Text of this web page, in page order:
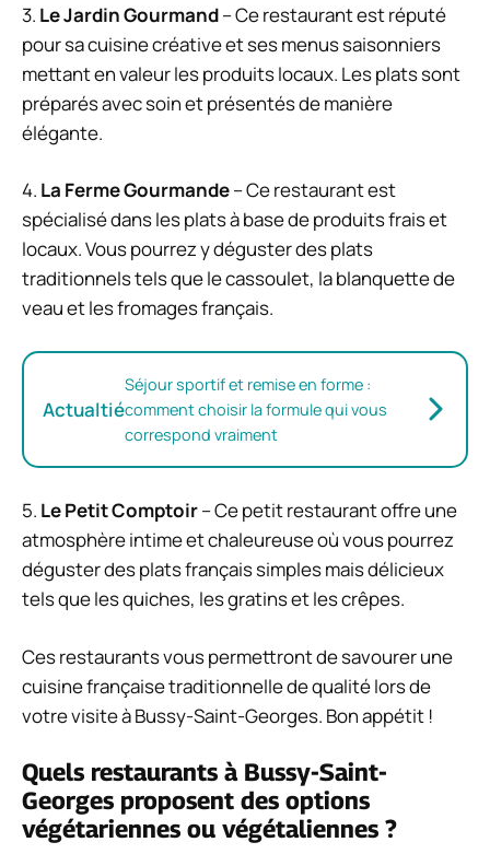
3. Le Jardin Gourmand– Ce restaurant est réputé
pour sa cuisine créative et ses menus saisonniers
mettant en valeur les produits locaux. Les plats sont
préparés avec soin et présentés de manière
élégante.
4. La Ferme Gourmande– Ce restaurant est
spécialisé dans les plats à base de produits frais et
locaux. Vous pourrez y déguster des plats
traditionnels tels que le cassoulet, la blanquette de
veau et les fromages français.
Actualtié
Séjour sportif et remise en forme :
comment choisir la formule qui vous
correspond vraiment
5. Le Petit Comptoir– Ce petit restaurant offre une
atmosphère intime et chaleureuse où vous pourrez
déguster des plats français simples mais délicieux
tels que les quiches, les gratins et les crêpes.
Ces restaurants vous permettront de savourer une
cuisine française traditionnelle de qualité lors de
votre visite à Bussy-Saint-Georges. Bon appétit !
Quels restaurants à Bussy-Saint-
Georges proposent des options
végétariennes ou végétaliennes ?